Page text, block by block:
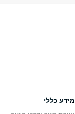
מידע כללי